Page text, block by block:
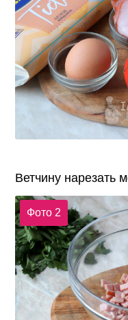
Ветчину нарезать
Фото 2